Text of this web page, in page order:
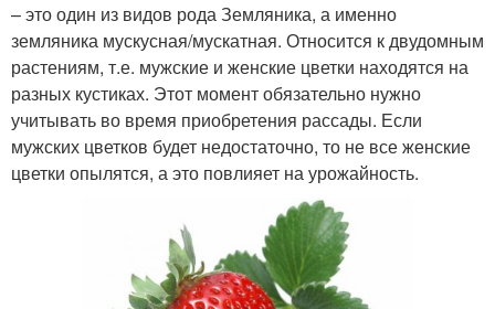
– это один из видов рода Земляника, а именно
земляника мускусная/мускатная. Относится к двудомным
растениям, т.е. мужские и женские цветки находятся на
разных кустиках. Этот момент обязательно нужно
учитывать во время приобретения рассады. Если
мужских цветков будет недостаточно, то не все женские
цветки опылятся, а это повлияет на урожайность.